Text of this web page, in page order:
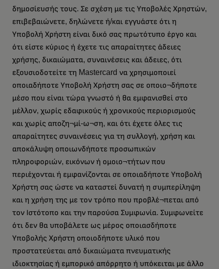
δημοσίευσής τους. Σε σχέση με τις Υποβολές Χρηστών,
επιβεβαιώνετε, δηλώνετε ή/και εγγυάστε ότι η
Υποβολή Χρήστη είναι δικό σας πρωτότυπο έργο και
ότι είστε κύριος ή έχετε τις απαραίτητες άδειες
χρήσης, δικαιώματα, συναινέσεις και άδειες, ότι
εξουσιοδοτείτε τη Mastercard να χρησιμοποιεί
οποιαδήποτε Υποβολή Χρήστη σας σε οποιο¬δήποτε
μέσο που είναι τώρα γνωστό ή θα εμφανισθεί στο
μέλλον, χωρίς εδαφικούς ή χρονικούς περιορισμούς
και χωρίς αποζη¬μί-ω¬ση, και ότι έχετε όλες τις
απαραίτητες συναινέσεις για τη συλλογή, χρήση και
αποκάλυψη οποιωνδήποτε προσωπικών
πληροφοριών, εικόνων ή ομοιο¬τήτων που
περιέχονται ή εμφανίζονται σε οποιαδήποτε Υποβολή
Χρήστη σας ώστε να καταστεί δυνατή η συμπερίληψη
και η χρήση της με τον τρόπο που προβλέ¬πεται από
τον Ιστότοπο και την παρούσα Συμφωνία. Συμφωνείτε
ότι δεν θα υποβάλετε ως μέρος οποιασδήποτε
Υποβολής Χρήστη οποιοδήποτε υλικό που
προστατεύεται από δικαιώματα πνευματικής
ιδιοκτησίας ή εμπορικό απόρρητο ή υπόκειται με άλλο